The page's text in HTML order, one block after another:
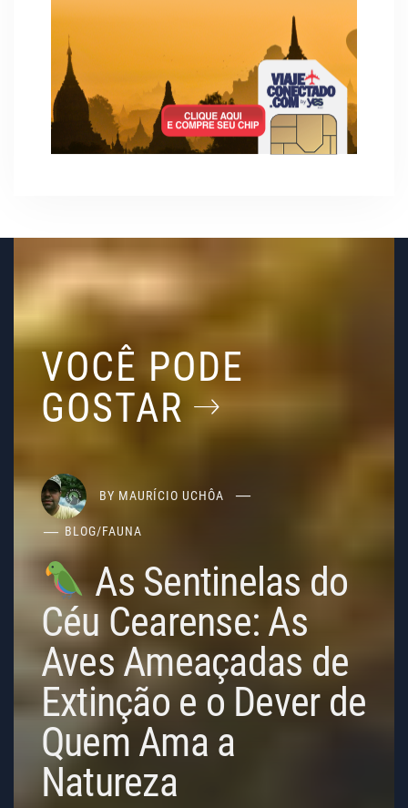
VOCÊ PODE
GOSTAR
BY MAURÍCIO UCHÔA
BLOG/FAUNA
As Sentinelas do
Céu Cearense: As
Aves Ameaçadas de
Extinção e o Dever de
Quem Ama a
Natureza